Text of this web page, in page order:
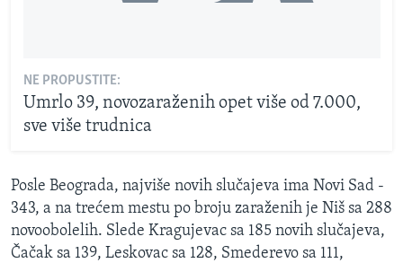
NE PROPUSTITE:
Umrlo 39, novozaraženih opet više od 7.000,
sve više trudnica
Posle Beograda, najviše novih slučajeva ima Novi Sad -
343, a na trećem mestu po broju zaraženih je Niš sa 288
novoobolelih. Slede Kragujevac sa 185 novih slučajeva,
Čačak sa 139, Leskovac sa 128, Smederevo sa 111,